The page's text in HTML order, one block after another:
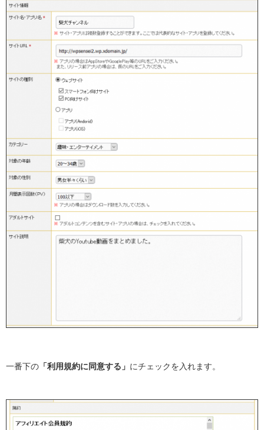
一番下の 「利用規約に同意する」 にチェックを入れます。